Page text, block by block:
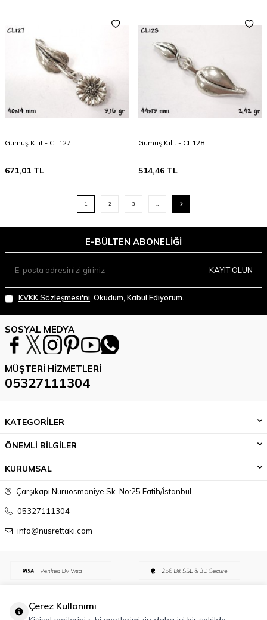
Gümüş Kilit - CL127
671,01 TL
Gümüş Kilit - CL128
514,46 TL
1 2 3 …
E-BÜLTEN ABONELIĞI
KAYIT OLUN
KVKK Sözleşmesi'ni , Okudum, Kabul Ediyorum.
SOSYAL MEDYA
MÜŞTERI HIZMETLERI
05327111304
KATEGORİLER
ÖNEMLİ BİLGİLER
KURUMSAL
Çarşıkapı Nuruosmaniye Sk. No:25 Fatih/İstanbul
05327111304
info@nusrettaki.com
Çerez Kullanımı